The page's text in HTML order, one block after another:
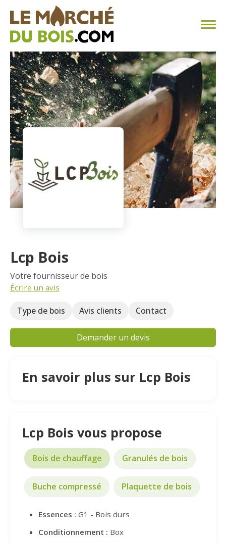
CHAUFFAGE AU BOIS
FAQ
CALCULER SA CONSOMMATION
TROUVER SON FOURNISSEUR
BLOG
ESPACE PRO
Lcp Bois
Votre fournisseur de bois
Écrire un avis
Type de bois Avis clients Contact
Demander un devis
En savoir plus sur Lcp Bois
Lcp Bois vous propose
Bois de chauffage Granulés de bois
Buche compressé Plaquette de bois
Essences : G1 - Bois durs
Conditionnement : Box